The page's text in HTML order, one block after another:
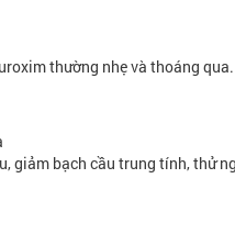
thường nhẹ và thoáng qua.
bạch cầu trung tính, thử